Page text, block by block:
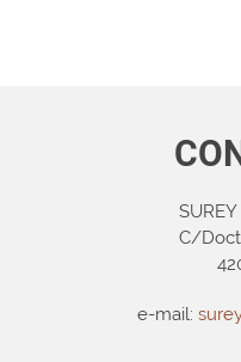
SUREY
C/
e-mail: